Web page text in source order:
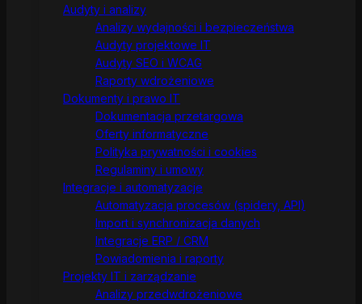
Audyty i analizy
Analizy wydajności i bezpieczeństwa
Audyty projektowe IT
Audyty SEO i WCAG
Raporty wdrożeniowe
Dokumenty i prawo IT
Dokumentacja przetargowa
Oferty informatyczne
Polityka prywatności i cookies
Regulaminy i umowy
Integracje i automatyzacje
Automatyzacja procesów (spidery, API)
Import i synchronizacja danych
Integracje ERP / CRM
Powiadomienia i raporty
Projekty IT i zarządzanie
Analizy przedwdrożeniowe